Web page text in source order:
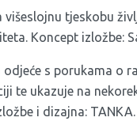
tjeskobu
Koncept izložbe:
odjeće s porukama o
te ukazuje na
i dizajna: